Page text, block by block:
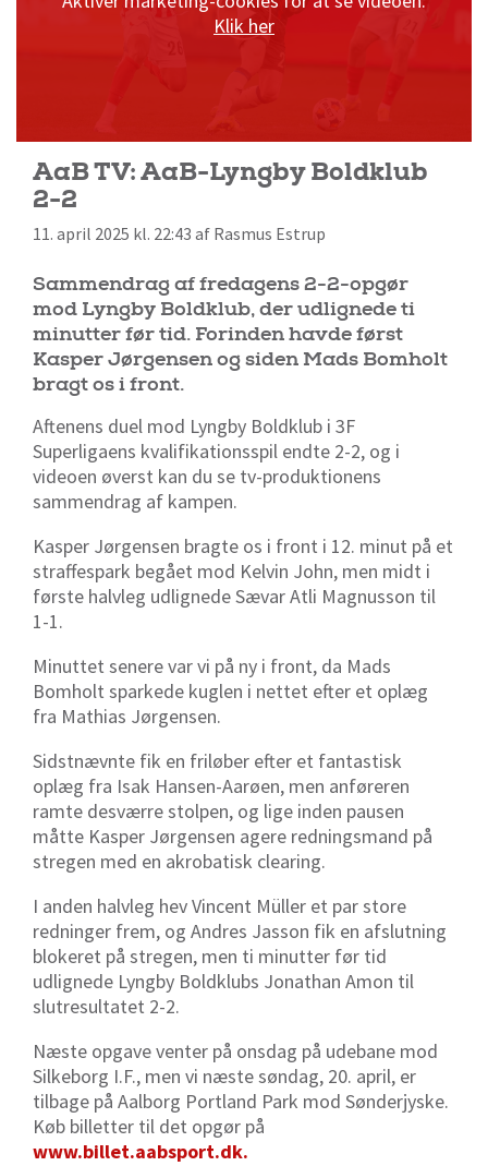
Klik her
AaB TV: AaB-Lyngby Boldklub
2-2
11. april 2025 kl. 22:43 af Rasmus Estrup
Sammendrag af fredagens 2-2-opgør
mod Lyngby Boldklub, der udlignede ti
minutter før tid. Forinden havde først
Kasper Jørgensen og siden Mads Bomholt
bragt os i front.
Aftenens duel mod Lyngby Boldklub i 3F
Superligaens kvalifikationsspil endte 2-2, og i
videoen øverst kan du se tv-produktionens
sammendrag af kampen.
Kasper Jørgensen bragte os i front i 12. minut på et
straffespark begået mod Kelvin John, men midt i
første halvleg udlignede Sævar Atli Magnusson til
1-1.
Minuttet senere var vi på ny i front, da Mads
Bomholt sparkede kuglen i nettet efter et oplæg
fra Mathias Jørgensen.
Sidstnævnte fik en friløber efter et fantastisk
oplæg fra Isak Hansen-Aarøen, men anføreren
ramte desværre stolpen, og lige inden pausen
måtte Kasper Jørgensen agere redningsmand på
stregen med en akrobatisk clearing.
I anden halvleg hev Vincent Müller et par store
redninger frem, og Andres Jasson fik en afslutning
blokeret på stregen, men ti minutter før tid
udlignede Lyngby Boldklubs Jonathan Amon til
slutresultatet 2-2.
Næste opgave venter på onsdag på udebane mod
Silkeborg I.F., men vi næste søndag, 20. april, er
tilbage på Aalborg Portland Park mod Sønderjyske.
Køb billetter til det opgør på
www.billet.aabsport.dk.